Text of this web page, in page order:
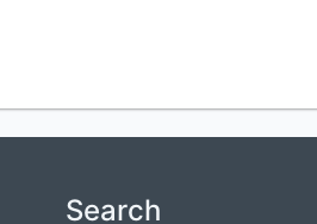
Search